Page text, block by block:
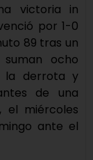
victoria in
por 1-0
89 tras un
ocho
la derrota y
de una
el miércoles
ante el